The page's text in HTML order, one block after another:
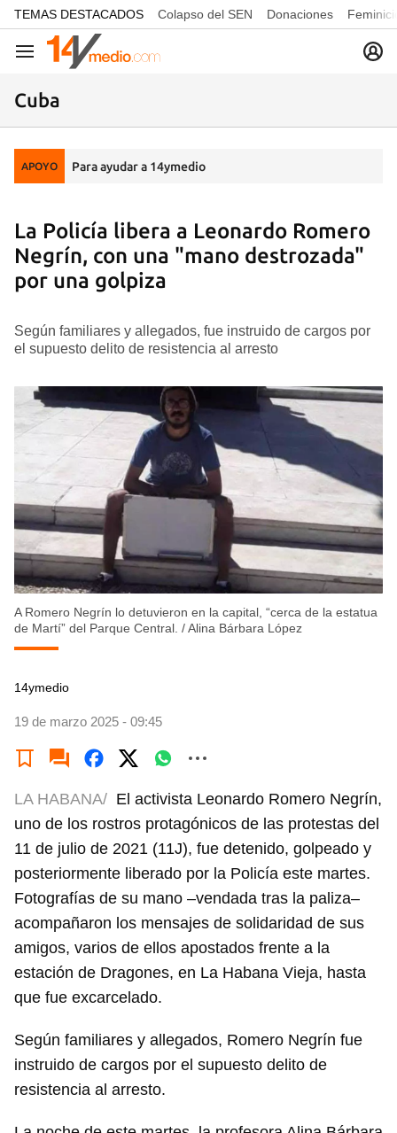
common.go-to-content
TEMAS DESTACADOS Colapso del SEN Donaciones
Navegación
Cuba
APOYO Para ayudar a 14ymedio
La Policía libera a Leonardo Romero
Negrín, con una "mano destrozada"
por una golpiza
Según familiares y allegados, fue instruido de cargos por
el supuesto delito de resistencia al arresto
A Romero Negrín lo detuvieron en la capital, “cerca de la estatua
de Martí” del Parque Central. /Alina Bárbara López
14ymedio
19 de marzo 2025 - 09:45
LA HABANA/ El activista Leonardo Romero Negrín,
uno de los rostros protagónicos de las protestas del
11 de julio de 2021 (11J), fue detenido, golpeado y
posteriormente liberado por la Policía este martes.
Fotografías de su mano –vendada tras la paliza–
acompañaron los mensajes de solidaridad de sus
amigos, varios de ellos apostados frente a la
estación de Dragones, en La Habana Vieja, hasta
que fue excarcelado.
Según familiares y allegados, Romero Negrín fue
instruido de cargos por el supuesto delito de
resistencia al arresto.